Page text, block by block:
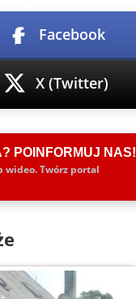
Facebook
X (Twitter)
POINFORMUJ NAS!
wideo. Twórz portal